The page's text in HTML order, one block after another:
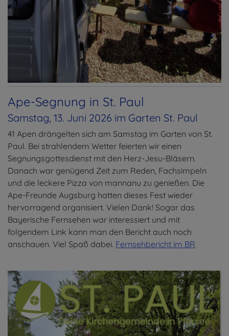
Ape-Segnung in St. Paul
Samstag, 13. Juni 2026 im Garten St. Paul
41 Apen drängelten sich am Samstag im Garten von St.
Paul. Bei strahlendem Wetter feierten wir einen
Segnungsgottesdienst mit den Herz-Jesu-Bläsern.
Danach war genügend Zeit zum Reden, Fachsimpeln
und die leckere Pizza von mannanu zu genießen. Die
Ape-Freunde Augsburg hatten dieses Fest wieder
hervorragend organisiert. Vielen Dank! Sogar das
Bayerische Fernsehen war interessiert und mit
folgendem Link kann man den Bericht auch noch
anschauen. Viel Spaß dabei. Fernsehbericht im BR